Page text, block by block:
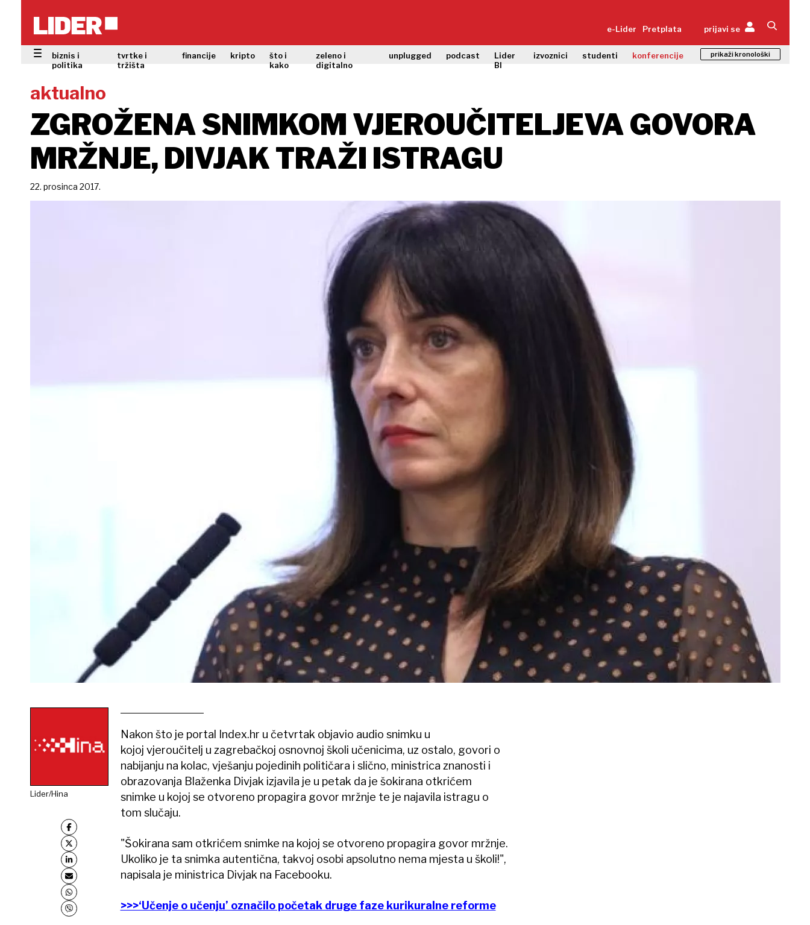
e-Lider Pretplata prijavi se
biznis i
politika
tvrtke i
tržišta
financije kripto
što i
kako
zeleno i
digitalno
unplugged podcast
Lider
BI
izvoznici studenti konferencije prikaži kronološki
aktualno
ZGROŽENA SNIMKOM VJEROUČITELJEVA GOVORA
MRŽNJE, DIVJAK TRAŽI ISTRAGU
22. prosinca 2017.
Lider/Hina
Nakon što je portal Index.hr u četvrtak objavio audio snimku u
kojoj vjeroučitelj u zagrebačkoj osnovnoj školi učenicima, uz ostalo, govori o
nabijanju na kolac, vješanju pojedinih političara i slično, ministrica znanosti i
obrazovanja Blaženka Divjak izjavila je u petak da je šokirana otkrićem
snimke u kojoj se otvoreno propagira govor mržnje te je najavila istragu o
tom slučaju.
"Šokirana sam otkrićem snimke na kojoj se otvoreno propagira govor mržnje.
Ukoliko je ta snimka autentična, takvoj osobi apsolutno nema mjesta u školi!",
napisala je ministrica Divjak na Facebooku.
>>>‘Učenje o učenju’ označilo početak druge faze kurikuralne reforme